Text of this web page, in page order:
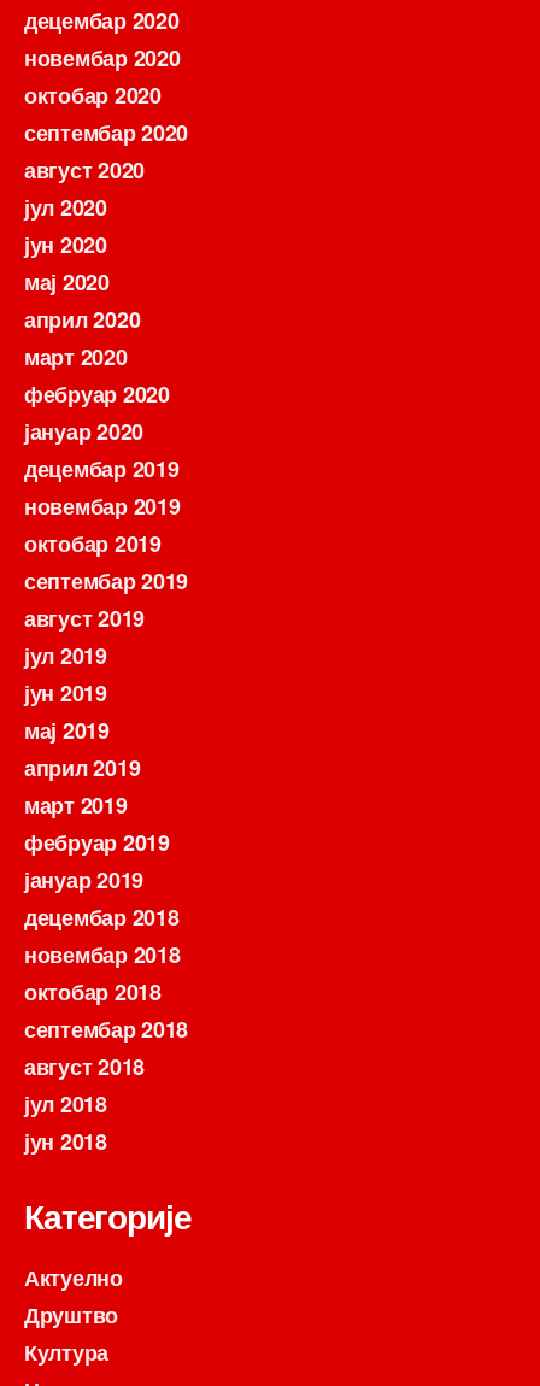
децембар 2020
новембар 2020
октобар 2020
септембар 2020
август 2020
јул 2020
јун 2020
мај 2020
април 2020
март 2020
фебруар 2020
јануар 2020
децембар 2019
новембар 2019
октобар 2019
септембар 2019
август 2019
јул 2019
јун 2019
мај 2019
април 2019
март 2019
фебруар 2019
јануар 2019
децембар 2018
новембар 2018
октобар 2018
септембар 2018
август 2018
јул 2018
јун 2018
Категорије
Актуелно
Друштво
Култура